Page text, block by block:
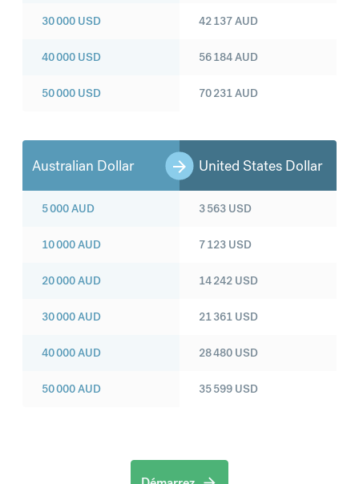
30 000 USD
40 000 USD
50 000 USD
42 137AUD
56 184AUD
70 231AUD
Australian Dollar United States Dollar
5 000AUD
10 000AUD
20 000AUD
30 000AUD
40 000AUD
50 000AUD
3 563 USD
7 123 USD
14 242 USD
21 361 USD
28 480 USD
35 599 USD